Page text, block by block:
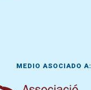
MEDIO ASOCIADO A: